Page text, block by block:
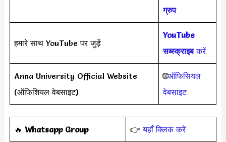
ग्रुप
हमारे साथ YouTube पर जुड़ें
YouTube
सब्स्क्राइबकरें
Anna University Official Website
(ऑफिशियल वेबसाइट)
🌐ऑफिसियल
वेबसाइट
‎️‍🔥 Whatsapp Group 👉यहाँ क्लिक करें